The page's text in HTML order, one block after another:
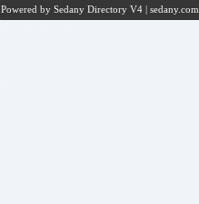
Powered by Sedany Directory V4 | sedany.com